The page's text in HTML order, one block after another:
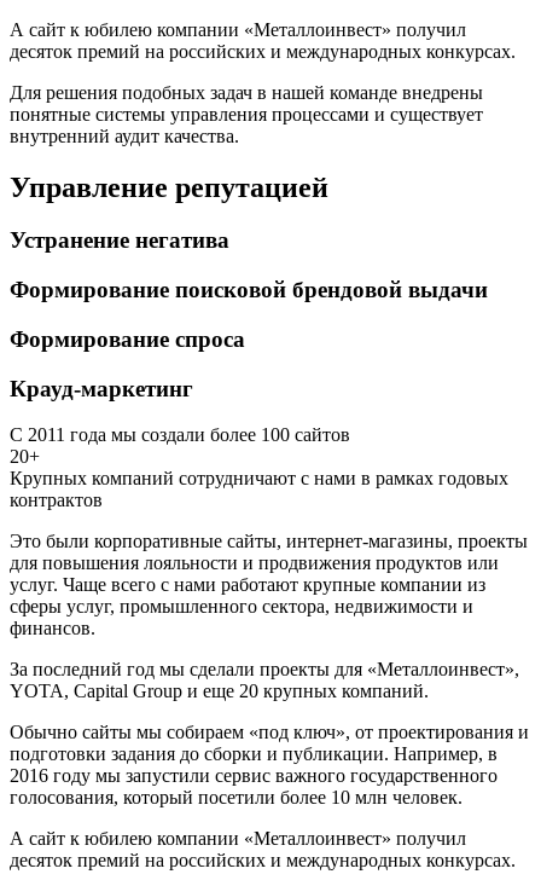
А сайт к юбилею компании «Металлоинвест» получил
десяток премий на российских и международных конкурсах.
Для решения подобных задач в нашей команде внедрены
понятные системы управления процессами и существует
внутренний аудит качества.
Управление репутацией
Устранение негатива
Формирование поисковой брендовой выдачи
Формирование спроса
Крауд-маркетинг
С 2011 года мы создали более 100 сайтов
20+
Крупных компаний сотрудничают с нами в рамках годовых
контрактов
Это были корпоративные сайты, интернет-магазины, проекты
для повышения лояльности и продвижения продуктов или
услуг. Чаще всего с нами работают крупные компании из
сферы услуг, промышленного сектора, недвижимости и
финансов.
За последний год мы сделали проекты для «Металлоинвест»,
YOTA, Capital Group и еще 20 крупных компаний.
Обычно сайты мы собираем «под ключ», от проектирования и
подготовки задания до сборки и публикации. Например, в
2016 году мы запустили сервис важного государственного
голосования, который посетили более 10 млн человек.
А сайт к юбилею компании «Металлоинвест» получил
десяток премий на российских и международных конкурсах.